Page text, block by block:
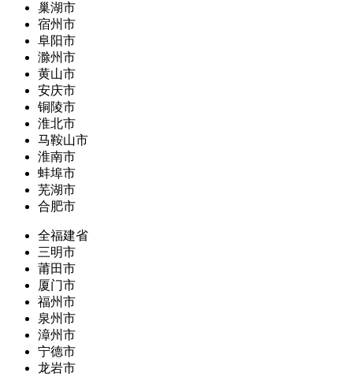
巢湖市
宿州市
阜阳市
滁州市
黄山市
安庆市
铜陵市
淮北市
马鞍山市
淮南市
蚌埠市
芜湖市
合肥市
全福建省
三明市
莆田市
厦门市
福州市
泉州市
漳州市
宁德市
龙岩市